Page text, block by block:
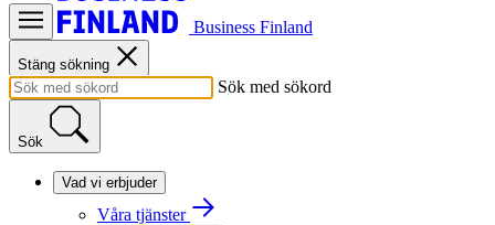
Business Finland
Stäng sökning
Sök med sökord
Sök
Vad vi erbjuder
Våra tjänster